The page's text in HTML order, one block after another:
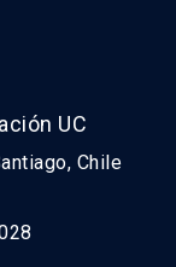
UC
Chile